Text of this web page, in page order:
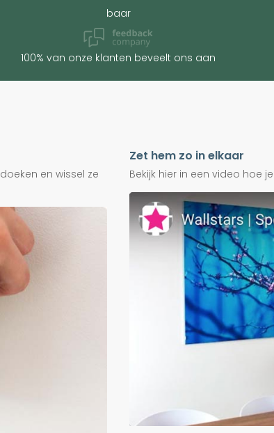
baar
100% van onze klanten beveelt ons aan
en wissel ze
Zet hem zo in elkaar
Bekijk hier in een video hoe